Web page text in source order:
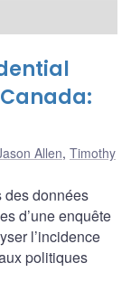
Allen, Timothy
des données
d’une enquête
l’incidence
politiques